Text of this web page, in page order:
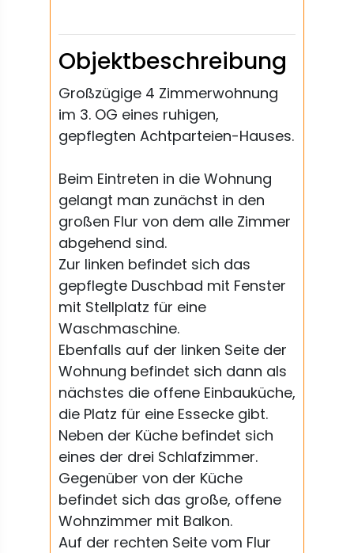
Objektbeschreibung
Großzügige 4 Zimmerwohnung
im 3. OG eines ruhigen,
gepflegten Achtparteien-Hauses.
Beim Eintreten in die Wohnung
gelangt man zunächst in den
großen Flur von dem alle Zimmer
abgehend sind.
Zur linken befindet sich das
gepflegte Duschbad mit Fenster
mit Stellplatz für eine
Waschmaschine.
Ebenfalls auf der linken Seite der
Wohnung befindet sich dann als
nächstes die offene Einbauküche,
die Platz für eine Essecke gibt.
Neben der Küche befindet sich
eines der drei Schlafzimmer.
Gegenüber von der Küche
befindet sich das große, offene
Wohnzimmer mit Balkon.
Auf der rechten Seite vom Flur